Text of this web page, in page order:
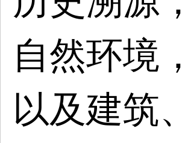
自然环境
以及建筑